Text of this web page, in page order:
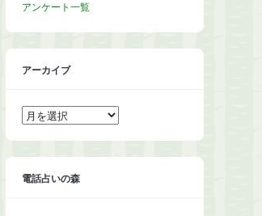
アンケート一覧
アーカイブ
ア
ー
イ
電話占いの森